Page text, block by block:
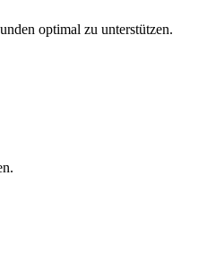
optimal zu unterstützen.